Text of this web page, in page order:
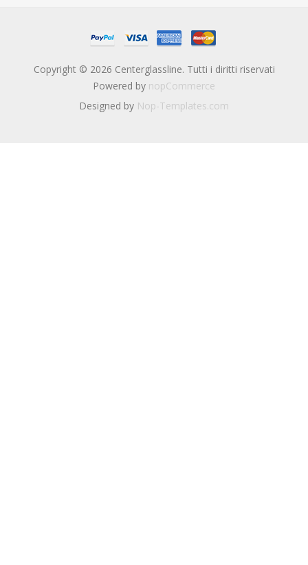
Copyright © 2026 Centerglassline. Tutti i diritti riservati
Powered by nopCommerce
Designed by Nop-Templates.com